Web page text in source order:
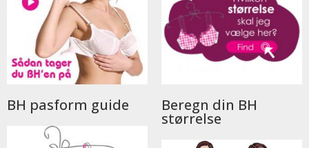
BH pasform guide Beregn din BH
størrelse